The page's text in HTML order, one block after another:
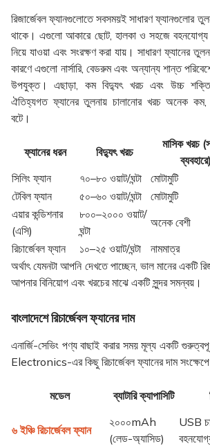
রিজার্জেবল ফ্যানগুলোতে সবসময়ই সাধারণ ফ্যানগুলোর
থাকে। এগুলো আকারে ছোট, হালকা ও সহজে বহনযোগ্য
নিয়ে যাওয়া এবং সংরক্ষণ করা যায়। সাধারণ ফ্যানের
কারণে এগুলো নার্সারি, বেডরুম এবং অন্যান্য শান্ত
উপযুক্ত। এছাড়া, কম বিদ্যুৎ খরচ এবং উচ্চ
ঐতিহ্যগত ফ্যানের তুলনায় চালানোর খরচ অনেক কম,
বটে।
ফ্যানের ধরন বিদ্যুৎ খরচ
মাসিক খরচ
ব্যবহারে)
সিলিং ফ্যান
৭০–৮০ ওয়াট/ঘন্টা মোটামুটি
টেবিল ফ্যান
৫০–৬০ ওয়াট/ঘন্টা মোটামুটি
এয়ার কন্ডিশনার
(এসি)
৮০০–২০০০ ওয়াট/
ঘন্টা
অনেক বেশী
রিচার্জেবল ফ্যান
১০–২৫ ওয়াট/ঘন্টা নামমাত্র
অর্থাৎ যেমনটা আপনি দেখতে পাচ্ছেন, ভাল মানের একটি
আপনার বিনিয়োগ এবং খরচের মাঝে একটি সুন্দর সমন্বয়।
বাংলাদেশে রিচার্জেবল ফ্যানের দাম
এনার্জি-সেভিং পণ্য বাছাই করার সময় মূল্য একটি
Electronics-এর কিছু রিচার্জেবল ফ্যানের দাম
মডেল ব্যাটারি ক্যাপাসিটি
৬ ইঞ্চি রিচার্জেবল ফ্যান
২০০০mAh
(লেড-অ্যাসিড)
USB